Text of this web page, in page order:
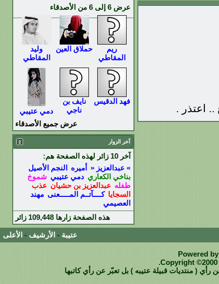
.. اعتذر .
عرض 6 إلى 6 من الأصدقاء
ريم
المقاطي
حملاق العين
وليد
المقاطي
فهد الدقيس
نايف بن
ناجي
دمي عتيبي
عرض جميع الأصدقاء
آخر الزوار
آخر 10 زائر لهذه الصفحة هم:
» عبدالعزيز « أميره
النجم الأصيل
بناخي الكعاري دمي عتيبي شموخ
طفله عبدالعزيز بن حشيان عذب
السجايا كــــآتــم المـــــعنى مهند
العصيمي
هذه الصفحة زارها 109,448 زائر
عتيبة - الأرشيف - الأعلى
Powered
Copyright ©2000
رأي ( منتديات قبيلة عتيبه ) بل تعبّر عن رأي كاتبها